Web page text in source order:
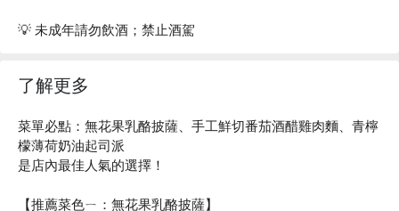
💡 未成年請勿飲酒；禁止酒駕
了解更多
菜單必點：無花果乳酪披薩、手工鮮切番茄酒醋雞肉麵、青檸
檬薄荷奶油起司派
是店內最佳人氣的選擇！
【推薦菜色ㄧ：無花果乳酪披薩】